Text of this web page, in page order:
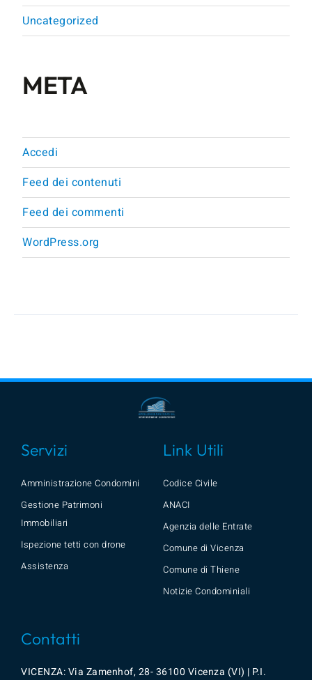
Uncategorized
META
Accedi
Feed dei contenuti
Feed dei commenti
WordPress.org
Servizi
Amministrazione Condomini
Gestione Patrimoni
Immobiliari
Ispezione tetti con drone
Assistenza
Link Utili
Codice Civile
ANACI
Agenzia delle Entrate
Comune di Vicenza
Comune di Thiene
Notizie Condominiali
Contatti
VICENZA: Via Zamenhof, 28- 36100 Vicenza (VI) | P.I.